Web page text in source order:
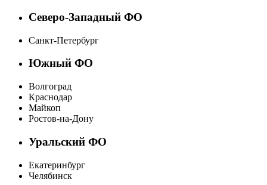
Северо-Западный ФО
Санкт-Петербург
Южный ФО
Волгоград
Краснодар
Майкоп
Ростов-на-Дону
Уральский ФО
Екатеринбург
Челябинск